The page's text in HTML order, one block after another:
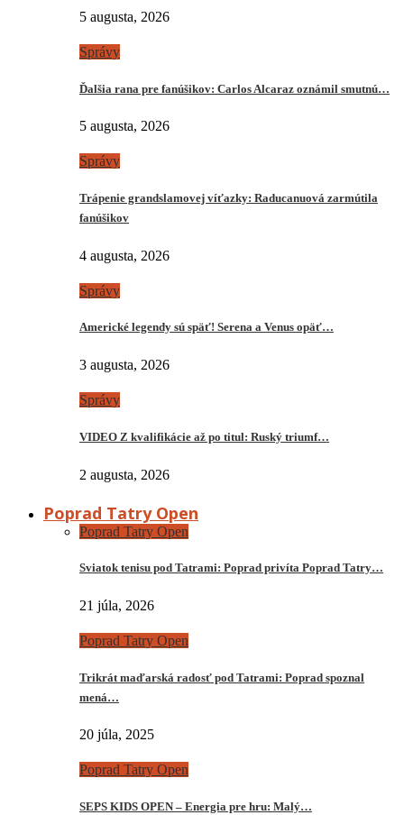
5 augusta, 2026
Správy
Ďalšia rana pre fanúšikov: Carlos Alcaraz oznámil smutnú…
5 augusta, 2026
Správy
Trápenie grandslamovej víťazky: Raducanuová zarmútila
fanúšikov
4 augusta, 2026
Správy
Americké legendy sú späť! Serena a Venus opäť…
3 augusta, 2026
Správy
VIDEO Z kvalifikácie až po titul: Ruský triumf…
2 augusta, 2026
Poprad Tatry Open
Poprad Tatry Open
Sviatok tenisu pod Tatrami: Poprad privíta Poprad Tatry…
21 júla, 2026
Poprad Tatry Open
Trikrát maďarská radosť pod Tatrami: Poprad spoznal
mená…
20 júla, 2025
Poprad Tatry Open
SEPS KIDS OPEN – Energia pre hru: Malý…